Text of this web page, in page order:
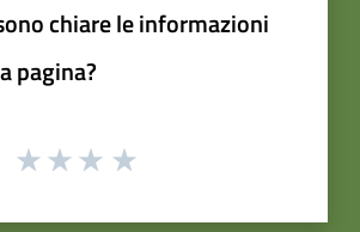
chiare le informazioni
pagina?